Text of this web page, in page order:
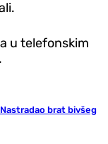
u telefonskim
brat bivšeg